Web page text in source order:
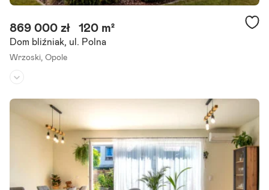
Dom bliźniak, ul. Polna
Wrzoski, Opole
869 000 zł 120 m²
Liczba pokoi:
Powierzchnia działki:
Zapraszamy do zapoznania się z naszą najnowszą ofertą sprzedaży
- sześć domów jednorodzinnych dwulokalowych - 12 lokali. Prezent
ujemy funkcjonalne i piękne domy jednorodzinne dwulokalowe.